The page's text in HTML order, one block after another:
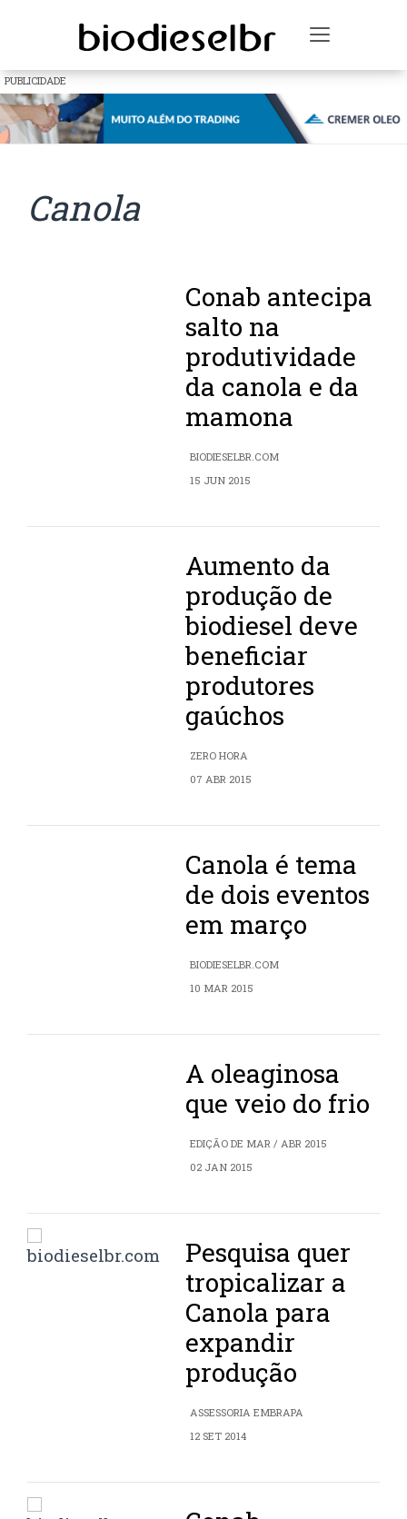
Toggle
PUBLICIDADE
Canola
Conab antecipa
salto na
produtividade
da canola e da
mamona
BIODIESELBR.COM
15 JUN 2015
Aumento da
produção de
biodiesel deve
beneficiar
produtores
gaúchos
ZERO HORA
07 ABR 2015
Canola é tema
de dois eventos
em março
BIODIESELBR.COM
10 MAR 2015
A oleaginosa
que veio do frio
EDIÇÃO DE MAR / ABR 2015
02 JAN 2015
Pesquisa quer
tropicalizar a
Canola para
expandir
produção
ASSESSORIA EMBRAPA
12 SET 2014